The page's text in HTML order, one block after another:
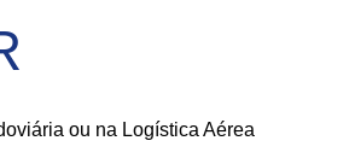
ou na Logística Aérea